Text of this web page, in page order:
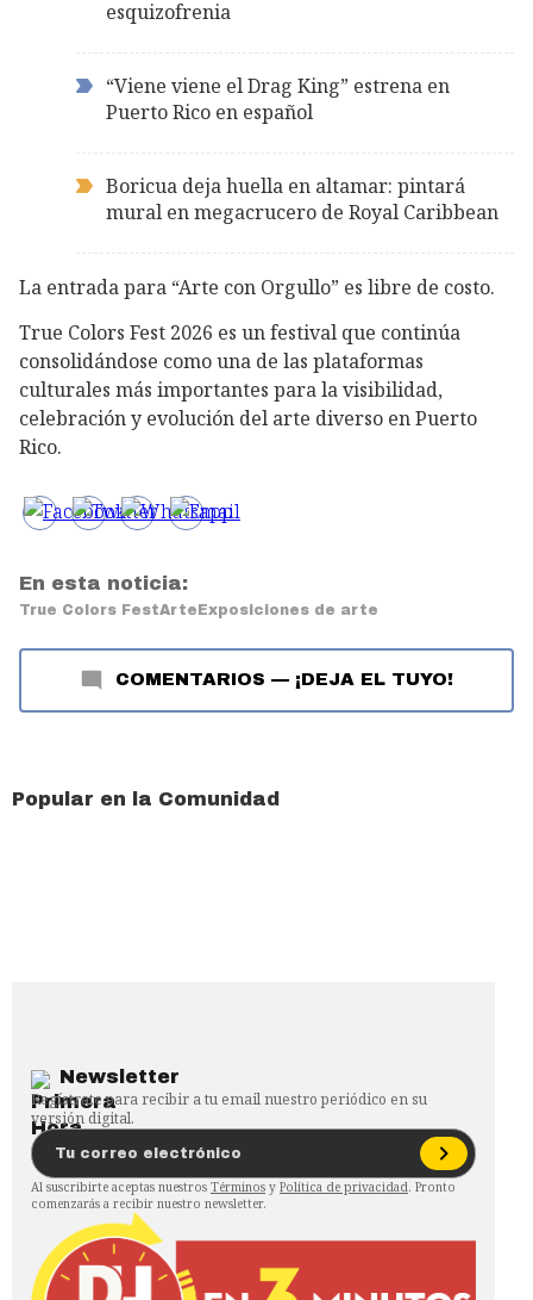
esquizofrenia
“Viene viene el Drag King” estrena en
Puerto Rico en español
Boricua deja huella en altamar: pintará
mural en megacrucero de Royal Caribbean
La entrada para “Arte con Orgullo” es libre de costo.
True Colors Fest 2026 es un festival que continúa
consolidándose como una de las plataformas
culturales más importantes para la visibilidad,
celebración y evolución del arte diverso en Puerto
Rico.
En esta noticia:
True Colors FestArte Exposiciones de arte
COMENTARIOS — ¡DEJA EL TUYO!
Popular en la Comunidad
Newsletter
Regístrate para recibir a tu email nuestro periódico en su
versión digital.
Al suscribirte aceptas nuestros Términos y Política de privacidad. Pronto
comenzarás a recibir nuestro newsletter.